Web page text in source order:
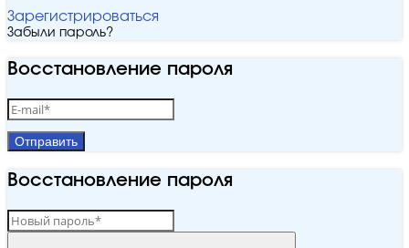
Зарегистрироваться
Забыли пароль?
Восстановление пароля
Отправить
Восстановление пароля